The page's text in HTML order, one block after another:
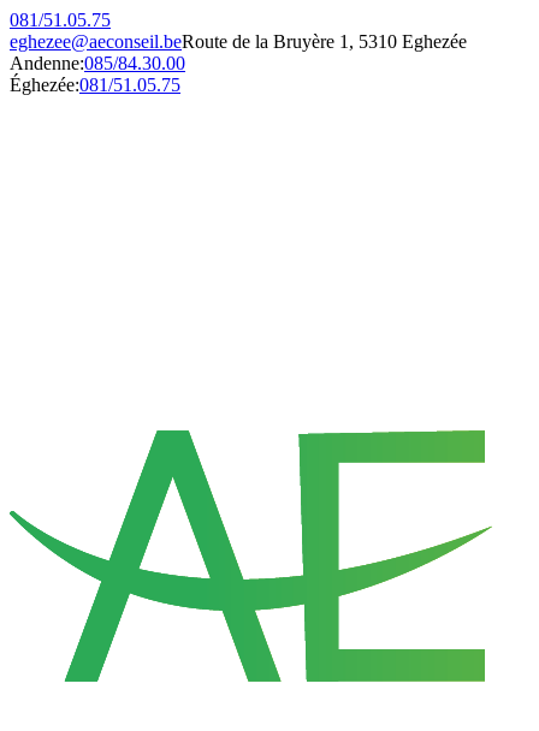
081/51.05.75
eghezee@aeconseil.beRoute de la Bruyère 1, 5310 Eghezée
Andenne:085/84.30.00
Éghezée:081/51.05.75